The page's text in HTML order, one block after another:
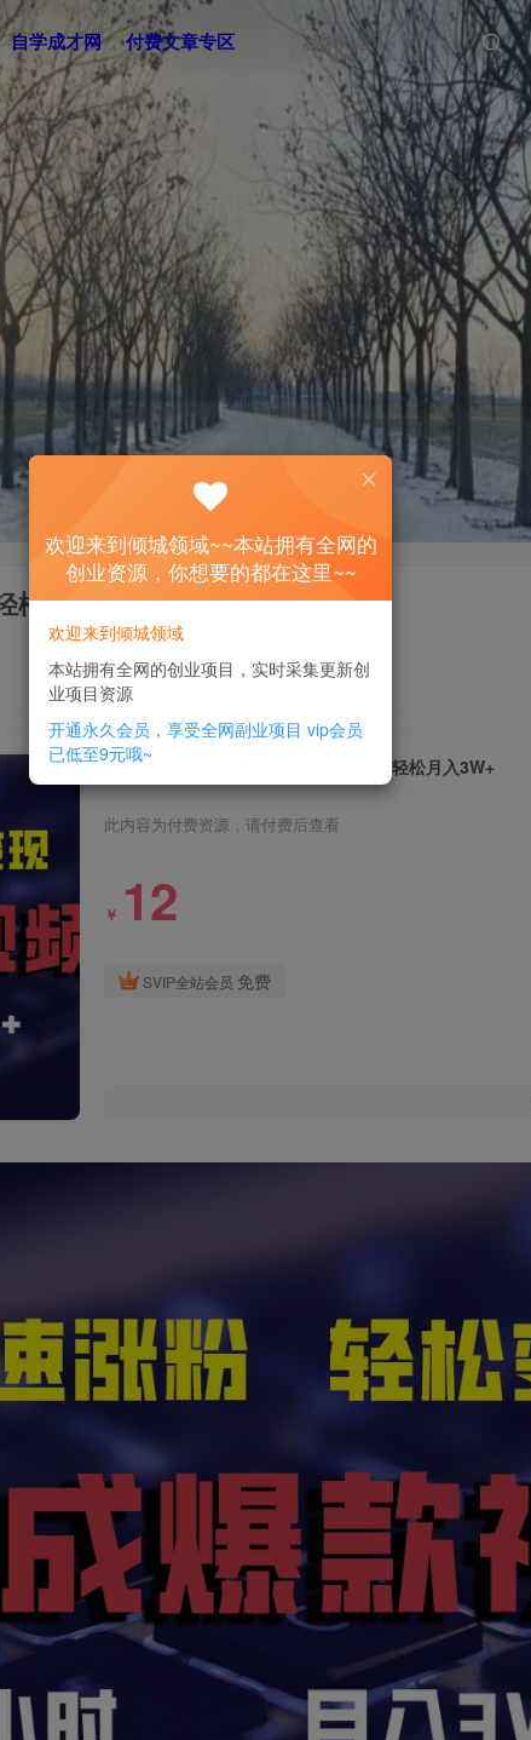
自学成才网 付费文章专区
松月入3W+
AI生成爆款视频，助你帐号快速涨粉，轻松月入3W+
此内容为付费资源，请付费后查看
￥ 12
SVIP全站会员 免费
欢迎来到倾城领域~~本站拥有全网的
创业资源，你想要的都在这里~~
欢迎来到倾城领域
本站拥有全网的创业项目，实时采集更新创
业项目资源
开通永久会员，享受全网副业项目 vip会员
已低至9元哦~